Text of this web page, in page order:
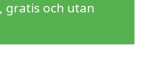
gratis och utan